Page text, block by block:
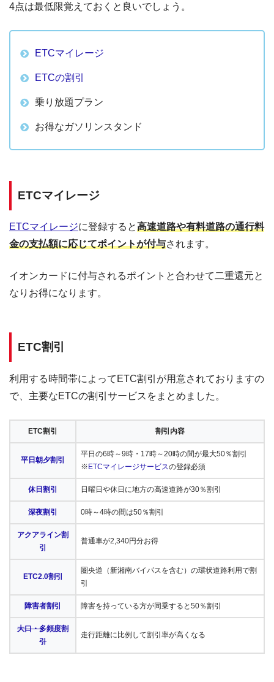
4点は最低限覚えておくと良いでしょう。
ETCマイレージ
ETCの割引
乗り放題プラン
お得なガソリンスタンド
ETCマイレージ
ETCマイレージに登録すると高速道路や有料道路の通行料
金の支払額に応じてポイントが付与されます。
イオンカードに付与されるポイントと合わせて二重還元と
なりお得になります。
ETC割引
利用する時間帯によってETC割引が用意されておりますの
で、主要なETCの割引サービスをまとめました。
ETC割引 割引内容
平日朝夕割引
平日の6時～9時・17時～20時の間が最大50％割引
※ETCマイレージサービスの登録必須
休日割引 日曜日や休日に地方の高速道路が30％割引
深夜割引 0時～4時の間は50％割引
アクアライン割
引
普通車が2,340円分お得
ETC2.0割引
圏央道（新湘南バイパスを含む）の環状道路利用で割
引
障害者割引 障害を持っている方が同乗すると50％割引
大口・多頻度割
引
走行距離に比例して割引率が高くなる